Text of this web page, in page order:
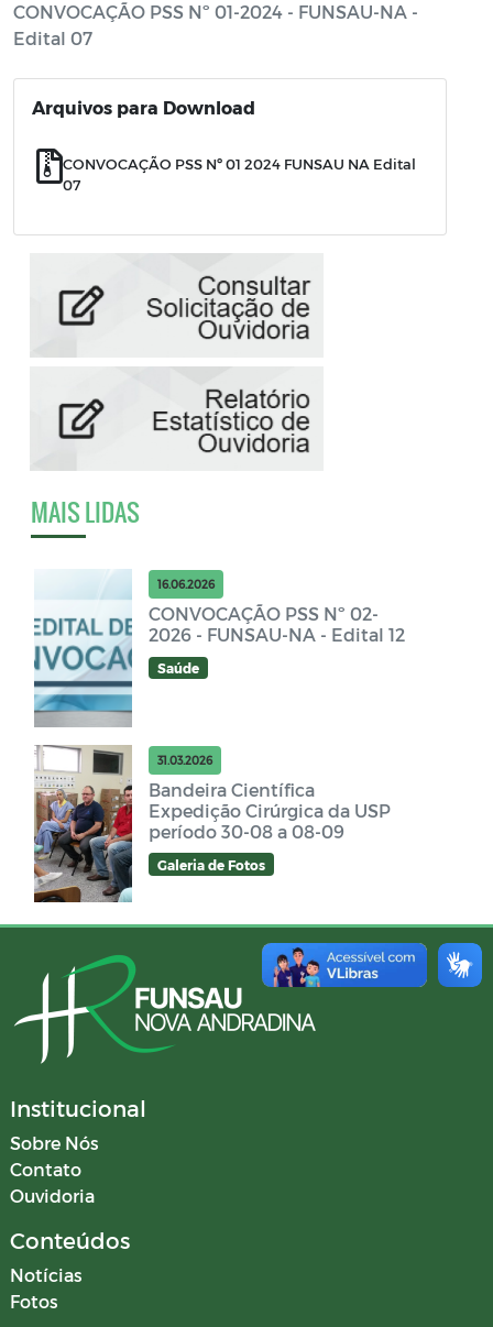
CONVOCAÇÃO PSS Nº 01-2024 - FUNSAU-NA -
Edital 07
Arquivos para Download
CONVOCAÇÃO PSS Nº 01 2024 FUNSAU NA Edital
07
MAIS LIDAS
16.06.2026
CONVOCAÇÃO PSS Nº 02-
2026 - FUNSAU-NA - Edital 12
Saúde
31.03.2026
Bandeira Científica
Expedição Cirúrgica da USP
período 30-08 a 08-09
Galeria de Fotos
Institucional
Sobre Nós
Contato
Ouvidoria
Conteúdos
Notícias
Fotos